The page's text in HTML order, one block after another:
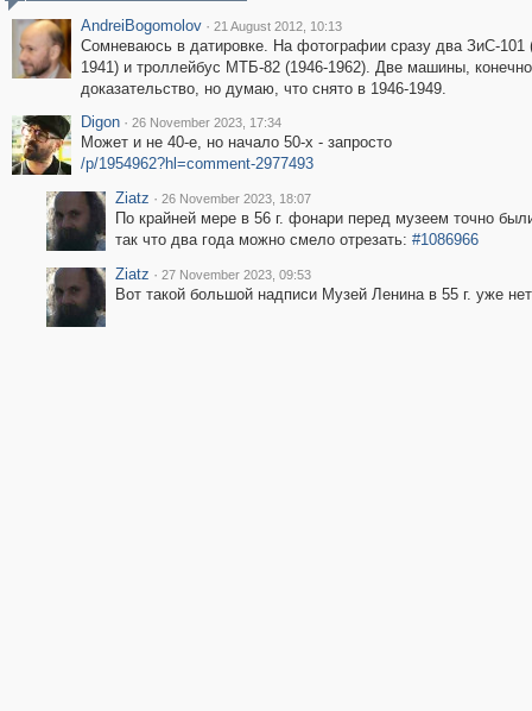
AndreiBogomolov · 21 August 2012, 10:13
Сомневаюсь в датировке. На фотографии сразу два ЗиС-101
1941) и троллейбус МТБ-82 (1946-1962). Две машины,
доказательство, но думаю, что снято в 1946-1949.
Digon · 26 November 2023, 17:34
Может и не 40-е, но начало 50-х - запросто
/p/1954962?hl=comment-2977493
Ziatz · 26 November 2023, 18:07
По крайней мере в 56 г. фонари перед музеем точно
так что два года можно смело отрезать: #1086966
Ziatz · 27 November 2023, 09:53
Вот такой большой надписи Музей Ленина в 55 г. уже